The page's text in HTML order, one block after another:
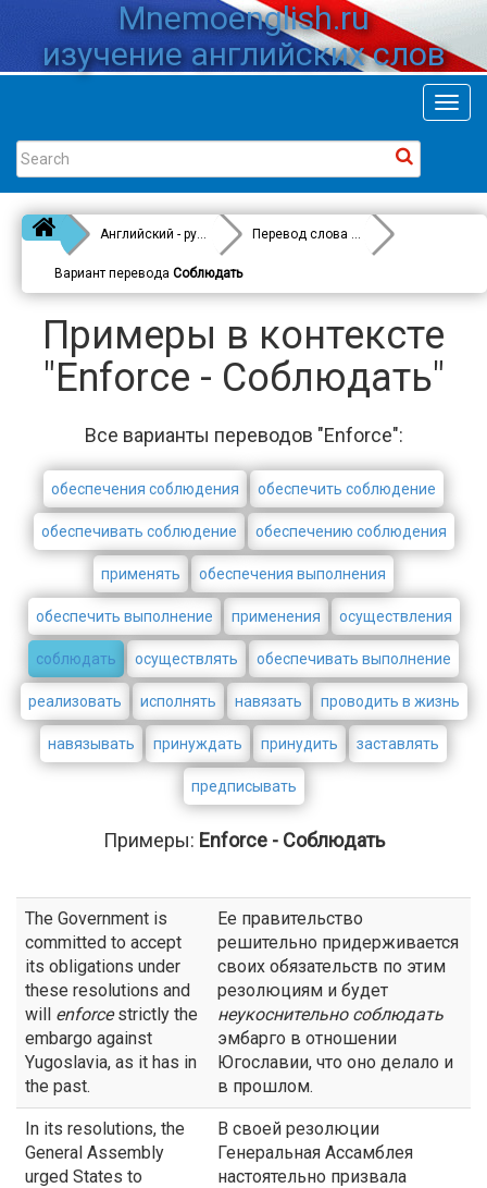
Mnemoenglish.ru
изучение английских слов
Английский - русский Перевод слова
Enforce
Вариант перевода Соблюдать
Примеры в контексте
"Enforce - Соблюдать"
Все варианты переводов "Enforce":
обеспечения соблюдения обеспечить соблюдение
обеспечивать соблюдение обеспечению соблюдения
применять обеспечения выполнения
обеспечить выполнение применения осуществления
соблюдать осуществлять обеспечивать выполнение
реализовать исполнять навязать проводить в жизнь
навязывать принуждать принудить заставлять
предписывать
Примеры: Enforce - Соблюдать
The Government is
committed to accept
its obligations under
these resolutions and
will enforcestrictly the
embargo against
Yugoslavia, as it has in
the past.
Ее правительство
решительно придерживается
своих обязательств по этим
резолюциям и будет
неукоснительно соблюдать
эмбарго в отношении
Югославии, что оно делало и
в прошлом.
In its resolutions, the
General Assembly
urged States to
В своей резолюции
Генеральная Ассамблея
настоятельно призвала